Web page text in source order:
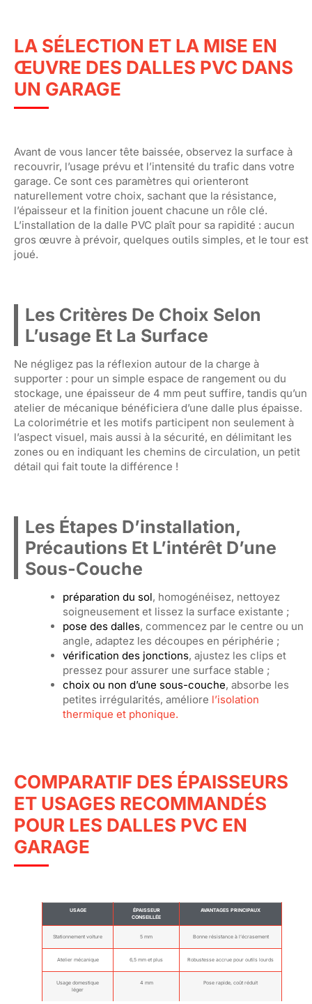
LA SÉLECTION ET LA MISE EN
ŒUVRE DES DALLES PVC DANS
UN GARAGE
Avant de vous lancer tête baissée, observez la surface à
recouvrir, l’usage prévu et l’intensité du trafic dans votre
garage. Ce sont ces paramètres qui orienteront
naturellement votre choix, sachant que la résistance,
l’épaisseur et la finition jouent chacune un rôle clé.
L’installation de la dalle PVC plaît pour sa rapidité : aucun
gros œuvre à prévoir, quelques outils simples, et le tour est
joué.
Les Critères De Choix Selon
L’usage Et La Surface
Ne négligez pas la réflexion autour de la charge à
supporter : pour un simple espace de rangement ou du
stockage, une épaisseur de 4 mm peut suffire, tandis qu’un
atelier de mécanique bénéficiera d’une dalle plus épaisse.
La colorimétrie et les motifs participent non seulement à
l’aspect visuel, mais aussi à la sécurité, en délimitant les
zones ou en indiquant les chemins de circulation, un petit
détail qui fait toute la différence !
Les Étapes D’installation,
Précautions Et L’intérêt D’une
Sous-Couche
préparation du sol, homogénéisez, nettoyez
soigneusement et lissez la surface existante ;
pose des dalles, commencez par le centre ou un
angle, adaptez les découpes en périphérie ;
vérification des jonctions, ajustez les clips et
pressez pour assurer une surface stable ;
choix ou non d’une sous-couche, absorbe les
petites irrégularités, améliore l’isolation
thermique et phonique.
COMPARATIF DES ÉPAISSEURS
ET USAGES RECOMMANDÉS
POUR LES DALLES PVC EN
GARAGE
USAGE
ÉPAISSEUR
CONSEILLÉE
AVANTAGES PRINCIPAUX
Stationnement voiture 5 mm Bonne résistance à l’écrasement
Atelier mécanique 6,5 mm et plus Robustesse accrue pour outils lourds
Usage domestique
léger
4 mm Pose rapide, coût réduit